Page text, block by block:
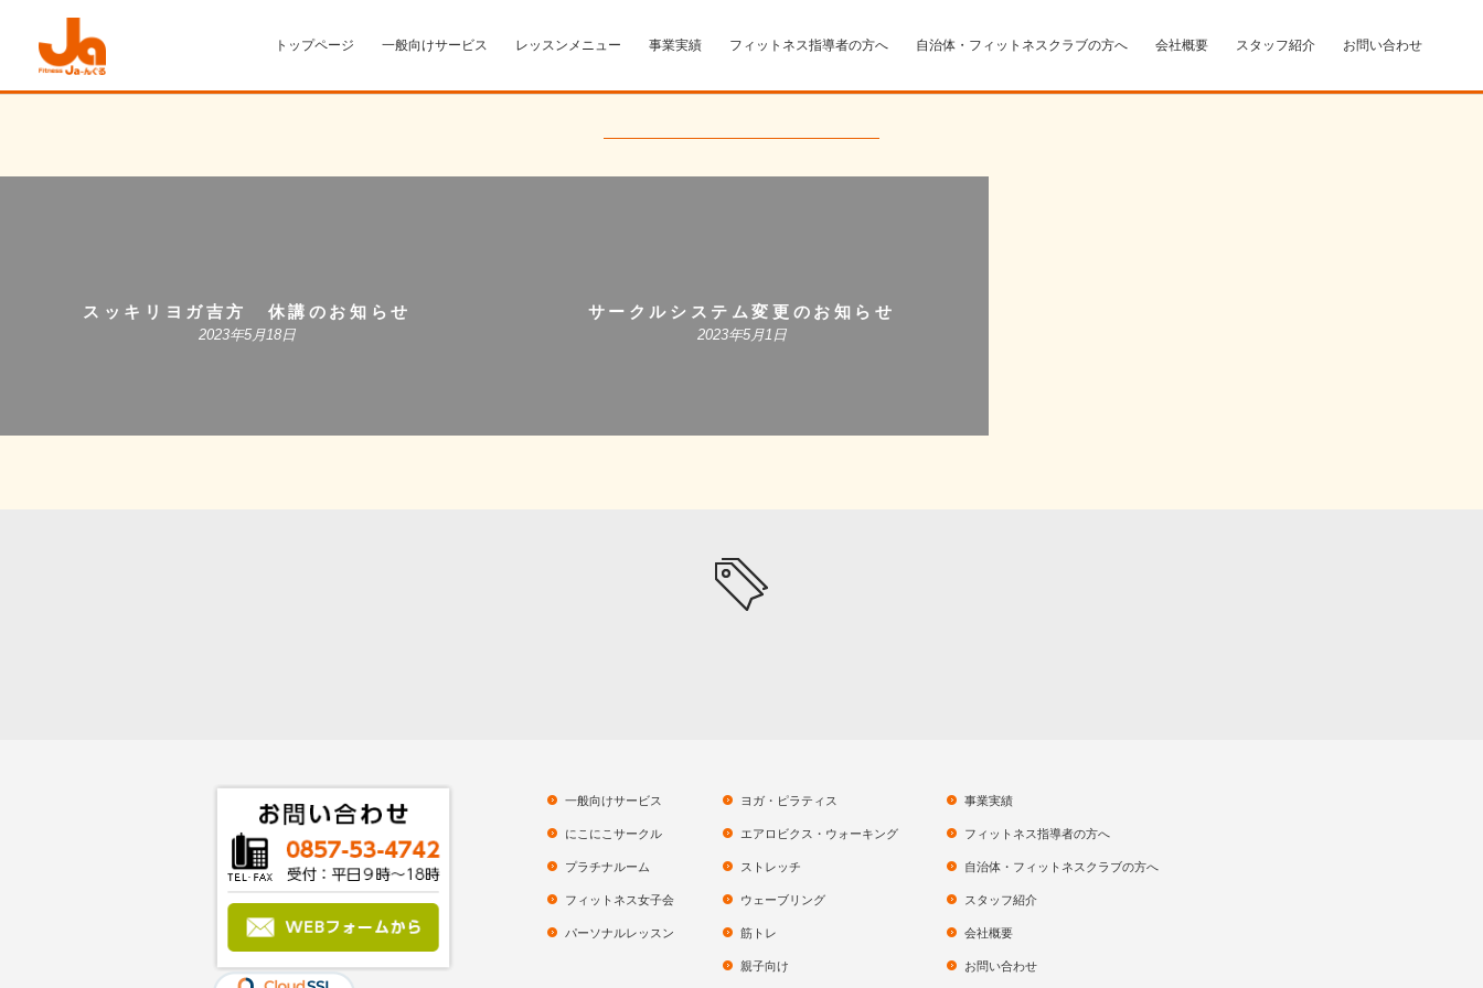
トップページ 一般向けサービス レッスンメニュー 事業実績 フィットネス指導者の方へ 自治体・フィットネスクラブの方へ 会社概要 スタッフ紹介 お問い合わせ
スッキリヨガ吉方 休講のお知らせ
2023年5月18日
サークルシステム変更のお知らせ
2023年5月1日
一般向けサービス
にこにこサークル
プラチナルーム
フィットネス女子会
パーソナルレッスン
ヨガ・ピラティス
エアロビクス・ウォーキング
ストレッチ
ウェーブリング
筋トレ
親子向け
事業実績
フィットネス指導者の方へ
自治体・フィットネスクラブの方へ
スタッフ紹介
会社概要
お問い合わせ